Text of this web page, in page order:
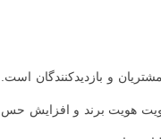
و بازدیدکنندگان است.
هویت برند و افزایش حس